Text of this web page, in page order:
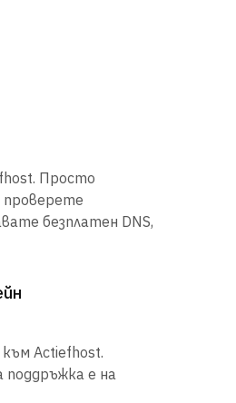
Просто
проверете
безплатен DNS,
Actiefhost.
е на